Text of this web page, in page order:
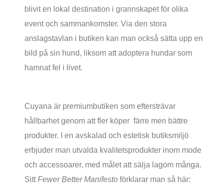
blivit en lokal destination i grannskapet för olika
event och sammankomster. Via den stora
anslagstavlan i butiken kan man också sätta upp en
bild på sin hund, liksom att adoptera hundar som
hamnat fel i livet.
Cuyana är premiumbutiken som eftersträvar
hållbarhet genom att fler köper färre men bättre
produkter. I en avskalad och estetisk butiksmiljö
erbjuder man utvalda kvalitetsprodukter inom mode
och accessoarer, med målet att sälja lagom många.
SittFewer Better Manifesto förklarar man så här: